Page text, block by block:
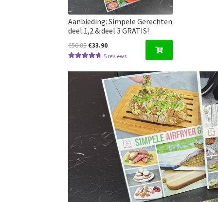
Aanbieding: Simpele Gerechten
deel 1,2 & deel 3 GRATIS!
€50.85Oorspronkelijke
prijs
€50.85.
€33.90Huidige
prijs
€33.90.
4.80uit 5
5 reviews